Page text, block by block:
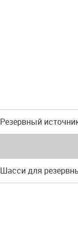
Резервный
Шасси для